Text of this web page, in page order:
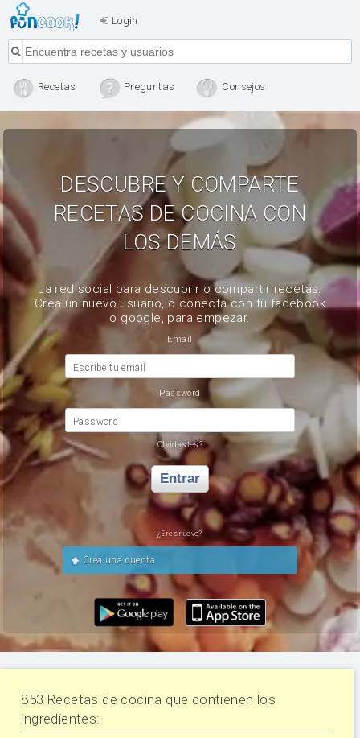
Login
Recetas Preguntas Consejos
DESCUBRE Y COMPARTE
RECETAS DE COCINA CON
LOS DEMÁS
La red social para descubrir o compartir recetas.
Crea un nuevo usuario, o conecta con tu facebook
o google, para empezar.
Email
Escribe tu email
Password
Password
Olvidastes?
Entrar
¿Eres nuevo?
Crea una cuenta
853 Recetas de cocina que contienen los
ingredientes: